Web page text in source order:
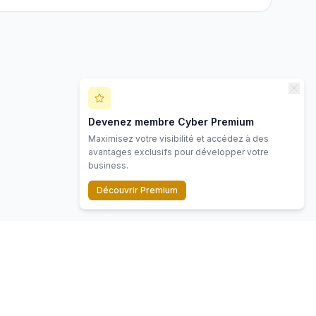
Devenez membre Cyber Premium
Maximisez votre visibilité et accédez à des
avantages exclusifs pour développer votre
business.
Découvrir Premium